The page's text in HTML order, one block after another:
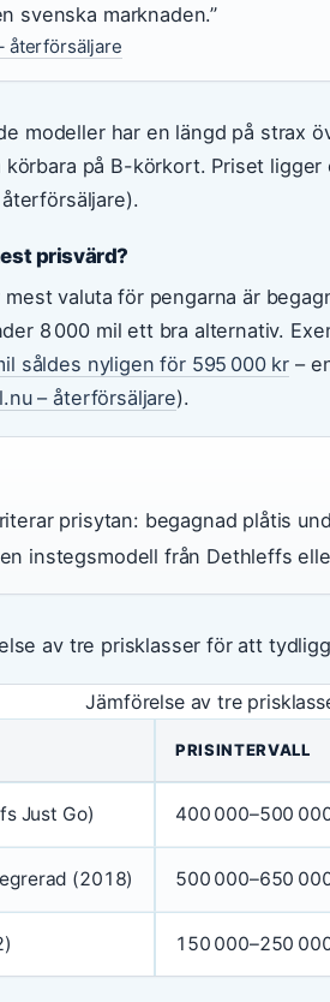
svenska marknaden.”
återförsäljare
modeller har en längd på strax
på B-körkort. Priset ligger
prisvärd?
valuta för pengarna är
8 000 mil ett bra alternativ.
såldes nyligen för 595 000 kr –
– återförsäljare).
prisytan: begagnad plåtis
instegsmodell från Dethleffs
av tre prisklasser för att
Jämförelse av tre
PRISINTERVALL
Just Go) 400 000–500
(2018) 500 000–650
150 000–250